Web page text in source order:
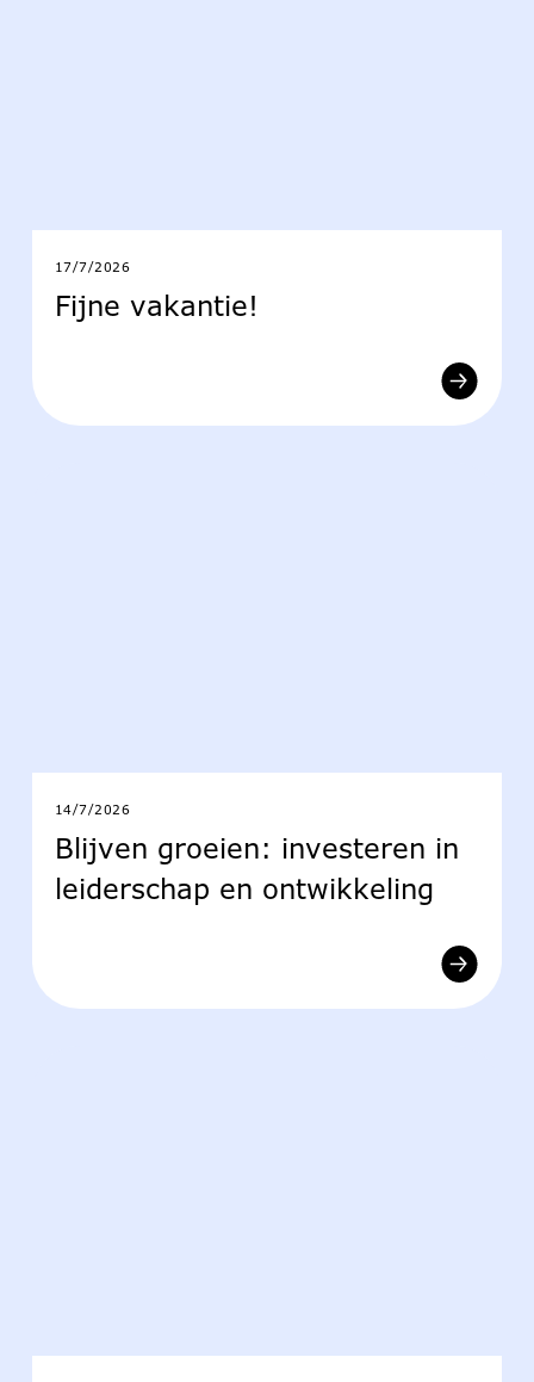
17/7/2026
Fijne vakantie!
14/7/2026
Blijven groeien: investeren in
leiderschap en ontwikkeling